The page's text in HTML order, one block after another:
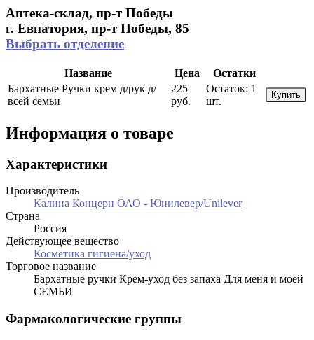
Аптека-склад, пр-т Победы
г. Евпатория, пр-т Победы, 85
Выбрать отделение
Название Цена
Остатки
Бархатные Ручки крем д/рук д/
всей семьи
225
руб.
Остаток: 1
шт.
Купить
Информация о товаре
Характеристики
Производитель
Калина Концерн ОАО - Юнилевер/Unilever
Страна
Россия
Действующее вещество
Косметика гигиена/уход
Торговое название
Бархатные ручки Крем-уход без запаха Для меня и моей
СЕМЬИ
Фармакологические группы